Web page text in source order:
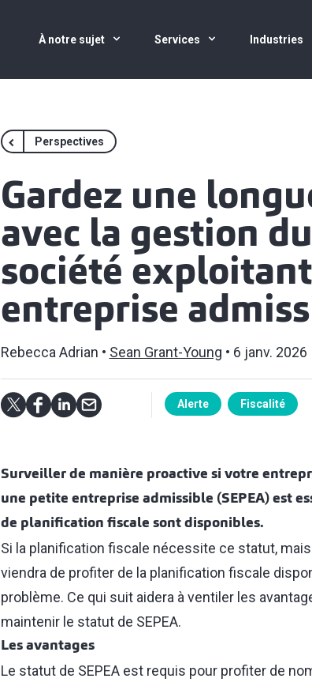
À notre sujet Services Industries
Perspectives
Gardez une
avec la gestion
société
entreprise
Rebecca Adrian Sean Grant-Young 6 janv. 2026
Alerte Fiscalité
Surveiller de manière proactive si votre
une petite entreprise admissible (SEPEA) est
de planification fiscale sont disponibles.
Si la planification fiscale nécessite ce statut,
viendra de profiter de la planification fiscale
problème. Ce qui suit aidera à ventiler les
maintenir le statut de SEPEA.
Les avantages
Le statut de SEPEA est requis pour profiter de